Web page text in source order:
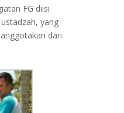
FG diisi
yang
dari